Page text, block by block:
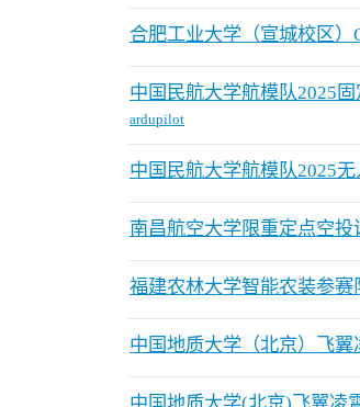
合肥工业大学（宣城校区
中国民航大学航模队2025
ardupilot
中国民航大学航模队2025
南昌航空大学限重定点空投
福建农林大学智能农装参赛
中国地质大学（北京）飞
中国地质大学(北京)飞翼凌